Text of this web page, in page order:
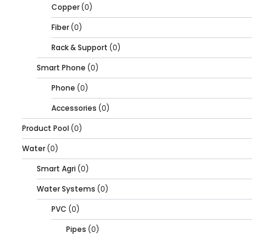
Copper(0)
Fiber(0)
Rack & Support (0)
Smart Phone (0)
Phone (0)
Accessories (0)
Product Pool(0)
Water(0)
Smart Agri(0)
Water Systems (0)
PVC (0)
Pipes (0)